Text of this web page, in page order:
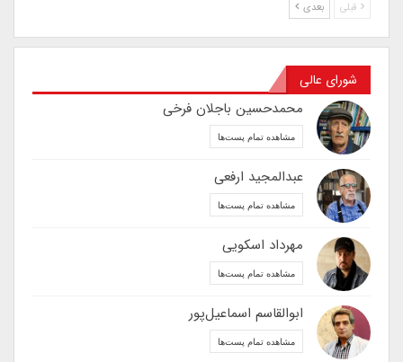
قبلی بعدی
شورای عالی
محمدحسین باجلان فرخی
مشاهده تمام پست‌ها
عبدالمجید ارفعی
مشاهده تمام پست‌ها
مهرداد اسکویی
مشاهده تمام پست‌ها
ابوالقاسم اسماعیل‌پور
مشاهده تمام پست‌ها